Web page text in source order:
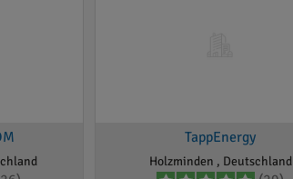
TappEnergy
Holzminden , Deutschland